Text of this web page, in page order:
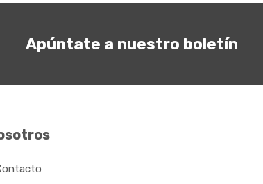
Apúntate a nuestro boletín